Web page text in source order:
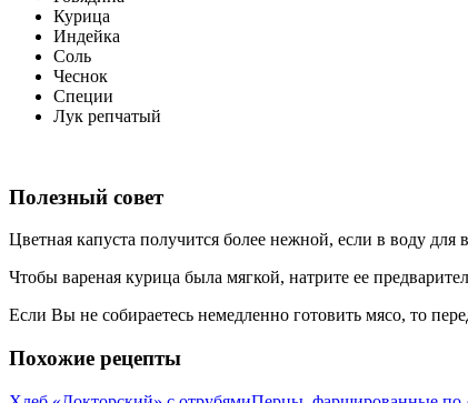
Курица
Индейка
Соль
Чеснок
Специи
Лук репчатый
Полезный совет
Цветная капуста получится более нежной, если в воду для
Чтобы вареная курица была мягкой, натрите ее
Если Вы не собираетесь немедленно готовить мясо, то
Похожие рецепты